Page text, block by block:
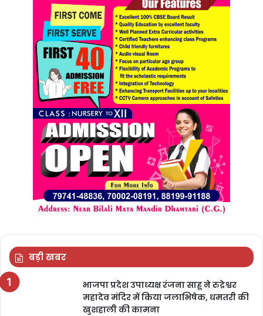
बड़ी खबर
भाजपा प्रदेश उपाध्यक्ष रंजना साहू ने रुद्रेश्वर
महादेव मंदिर में किया जलाभिषेक, धमतरी की
खुशहाली की कामना